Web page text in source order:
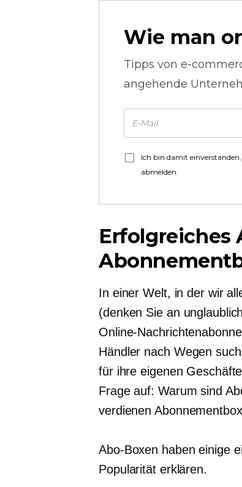
Wie man
Tipps von e-
angehende
Ich bin damit
abmelden.
Erfolgreiches
In einer Welt, in der wir
(denken Sie an
Online-
Händler nach Wegen
für ihre eigenen
Frage auf: Warum sind
verdienen
Abo-Boxen haben einige
Popularität erklären.